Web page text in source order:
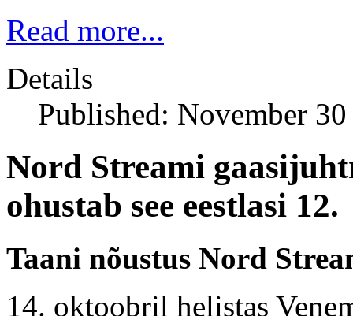
Read more...
Details
Published: November
Nord Streami
ohustab see eestlasi 12.
Taani nõustus Nord
14. oktoobril helistas